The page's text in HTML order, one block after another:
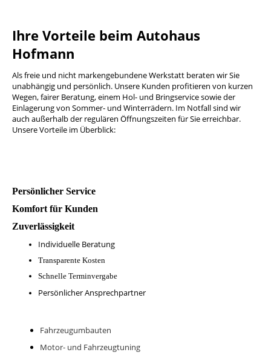
Ihre Vorteile beim Autohaus
Hofmann
Als freie und nicht markengebundene Werkstatt beraten wir Sie
unabhängig und persönlich. Unsere Kunden profitieren von kurzen
Wegen, fairer Beratung, einem Hol- und Bringservice sowie der
Einlagerung von Sommer- und Winterrädern. Im Notfall sind wir
auch außerhalb der regulären Öffnungszeiten für Sie erreichbar.
Unsere Vorteile im Überblick:
Persönlicher Service
Komfort für Kunden
Zuverlässigkeit
Individuelle Beratung
Transparente Kosten
Schnelle Terminvergabe
Persönlicher Ansprechpartner
Fahrzeugumbauten
Motor- und Fahrzeugtuning